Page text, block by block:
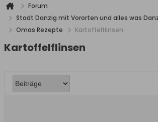
Forum
Stadt Danzig mit Vororten und alles was
Omas Rezepte
Kartoffelflinsen
Kartoffelflinsen